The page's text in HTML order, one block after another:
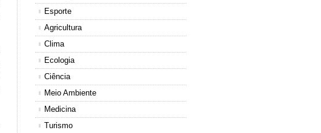
Esporte
Agricultura
Clima
Ecologia
Ciência
Meio Ambiente
Medicina
Turismo